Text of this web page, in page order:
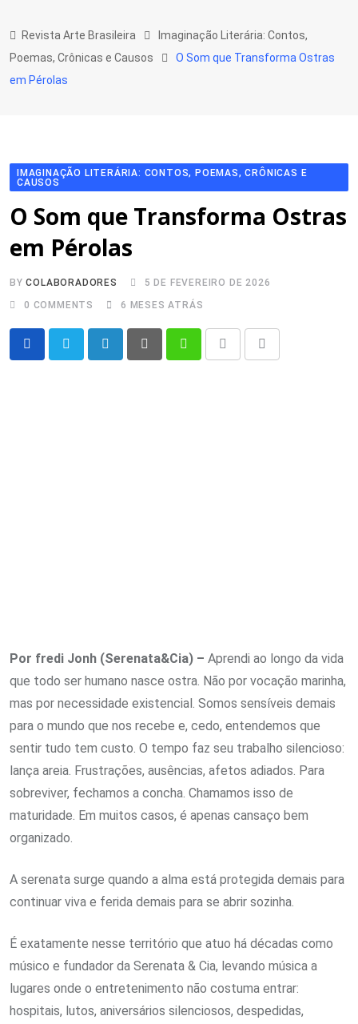
to
content
Revista Arte Brasileira
Imaginação Literária: Contos,
Poemas, Crônicas e Causos
O Som que Transforma Ostras
em Pérolas
IMAGINAÇÃO LITERÁRIA: CONTOS, POEMAS, CRÔNICAS E
CAUSOS
O Som que Transforma Ostras
em Pérolas
BYCOLABORADORES
5 DE FEVEREIRO DE 2026
0 COMMENTS 6 MESES ATRÁS
Por fredi Jonh (Serenata&Cia) – Aprendi ao longo da vida
que todo ser humano nasce ostra. Não por vocação marinha,
mas por necessidade existencial. Somos sensíveis demais
para o mundo que nos recebe e, cedo, entendemos que
sentir tudo tem custo. O tempo faz seu trabalho silencioso:
lança areia. Frustrações, ausências, afetos adiados. Para
sobreviver, fechamos a concha. Chamamos isso de
maturidade. Em muitos casos, é apenas cansaço bem
organizado.
A serenata surge quando a alma está protegida demais para
continuar viva e ferida demais para se abrir sozinha.
É exatamente nesse território que atuo há décadas como
músico e fundador da Serenata & Cia, levando música a
lugares onde o entretenimento não costuma entrar:
hospitais, lutos, aniversários silenciosos, despedidas,